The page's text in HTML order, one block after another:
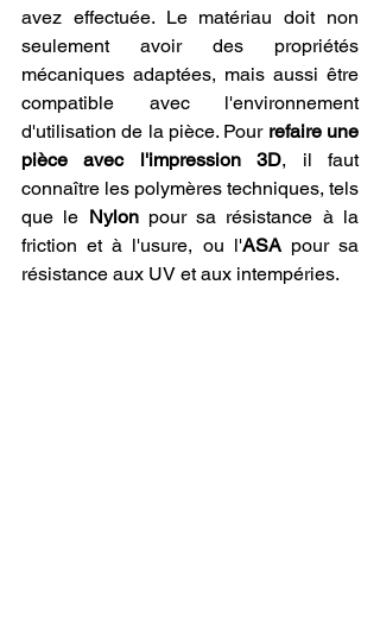
avez effectuée. Le matériau doit non
seulement avoir des propriétés
mécaniques adaptées, mais aussi être
compatible avec l'environnement
d'utilisation de la pièce. Pour refaire une
pièce avec l'impression 3D, il faut
connaître les polymères techniques, tels
que le Nylon pour sa résistance à la
friction et à l'usure, ou l'ASA pour sa
résistance aux UV et aux intempéries.